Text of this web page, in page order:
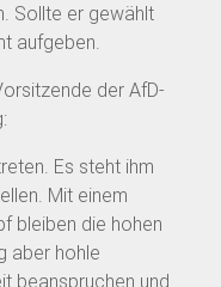
Sollte er gewählt
aufgeben.
der AfD-
Es steht ihm
Mit einem
bleiben die hohen
aber hohle
beanspruchen und